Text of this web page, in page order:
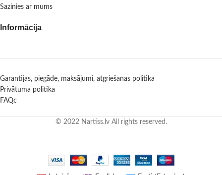
Sazinies ar mums
Informācija
Garantijas, piegāde, maksājumi, atgriešanas politika
Privātuma politika
FAQc
© 2022 Nartiss.lv All rights reserved.